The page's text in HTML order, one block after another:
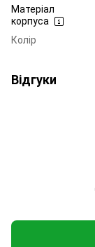
Матеріал
корпуса
Колір
Відгуки